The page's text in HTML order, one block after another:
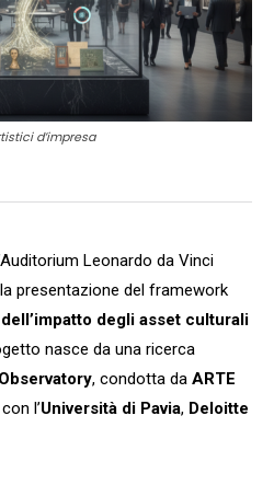
d’impresa
Leonardo da Vinci
presentazione del framework
degli asset culturali
nasce da una ricerca
, condotta da ARTE
l’Università di Pavia, Deloitte